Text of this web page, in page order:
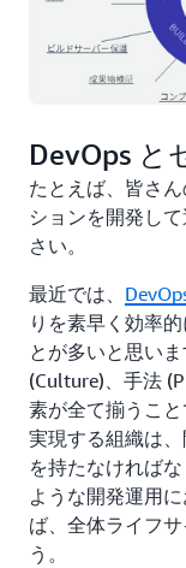
DevOps と
たとえば、皆さ
ションを開発し
さい。
最近では、
りを素早く効率
とが多いと思い
(Culture)、手法
素が全て揃うこ
実現する組織は
を持たなければ
ような開発運用
ば、全体ライフ
う。